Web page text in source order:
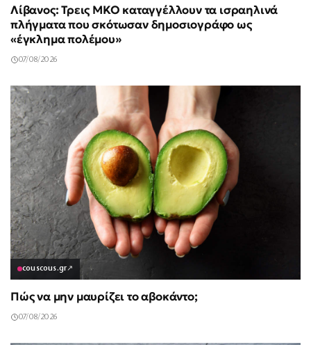
Λίβανος: Τρεις ΜΚΟ καταγγέλλουν τα ισραηλινά
πλήγματα που σκότωσαν δημοσιογράφο ως
«έγκλημα πολέμου»
07/08/2026
couscous.gr↗
Πώς να μην μαυρίζει το αβοκάντο;
07/08/2026